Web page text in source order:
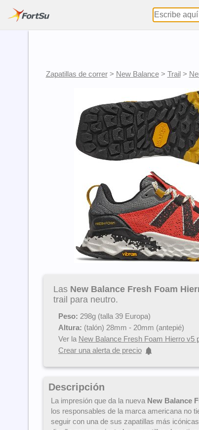
Zapatillas de correr> New Balance> Trail>
Las New Balance Fresh Foam
trail para neutro.
Peso: 298g (talla 39 Europa)
Altura: (talón) 28mm - 20mm (antepié)
Ver la New Balance Fresh Foam Hierro v5
Crear una alerta de precio
Descripción
La impresión que da la nueva New Balance
los responsables de la marca americana no
seguir con una de sus zapatillas más